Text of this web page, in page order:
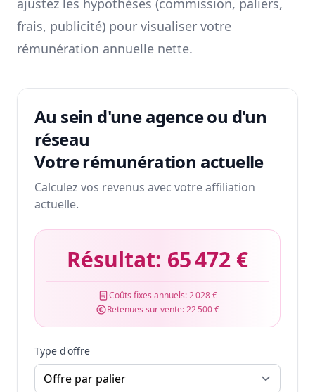
ajustez les hypothèses (commission, paliers,
frais, publicité) pour visualiser votre
rémunération annuelle nette.
Au sein d'une agence ou d'un
réseau
Votre rémunération actuelle
Calculez vos revenus avec votre affiliation
actuelle.
Résultat: 65 472 €
Coûts fixes annuels:2 028 €
Retenues sur vente:22 500 €
Type d'offre